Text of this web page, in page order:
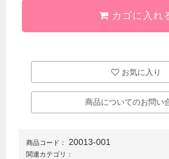
カゴに入れ
お気に入り
商品についてのお問い
商品コード： 20013-001
関連カテゴリ：